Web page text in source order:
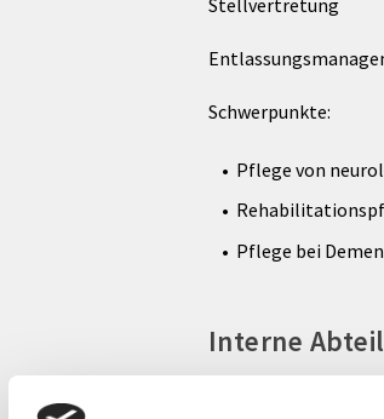
Stellvertretung
Schwerpunkte:
Pflege von
Pflege bei
Interne